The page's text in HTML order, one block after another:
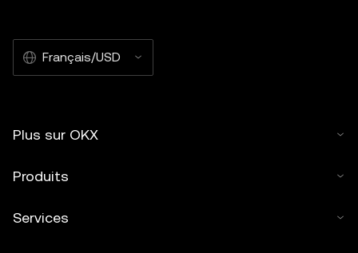
Français/USD
Plus sur OKX
Produits
Services